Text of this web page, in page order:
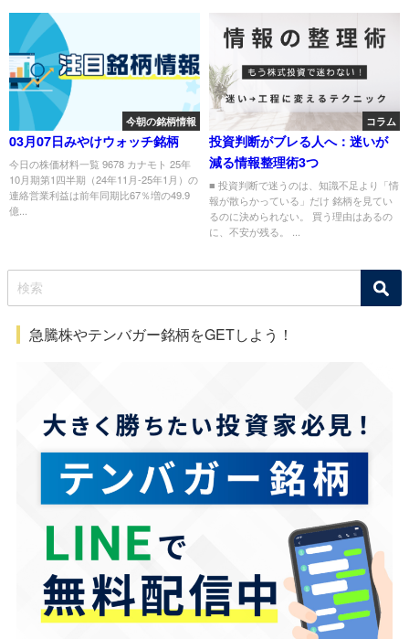
今朝の銘柄情報
03月07日みやけウォッチ銘柄
今日の株価材料一覧 9678 カナモト 25年
10月期第1四半期（24年11月-25年1月）の
連絡営業利益は前年同期比67％増の49.9
億...
コラム
投資判断がブレる人へ：迷いが
減る情報整理術3つ
■ 投資判断で迷うのは、知識不足より「情
報が散らかっている」だけ 銘柄を見てい
るのに決められない。 買う理由はあるの
に、不安が残る。 ...
急騰株やテンバガー銘柄をGETしよう！